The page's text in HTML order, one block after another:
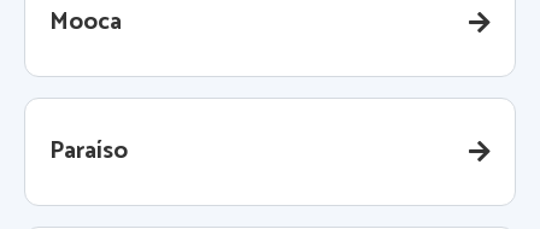
Mooca
Paraíso